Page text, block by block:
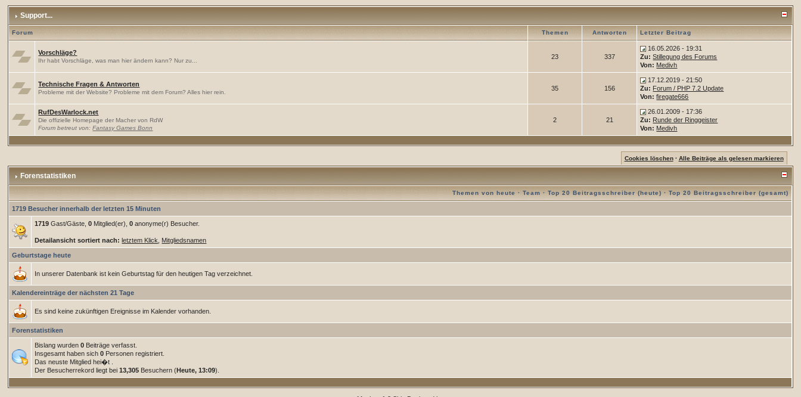
Support...
Forum Themen Antworten Letzter Beitrag
Vorschläge?
Ihr habt Vorschläge, was man hier ändern kann? Nur zu...
23 337
16.05.2026 - 19:31
Zu: Stillegung des Forums
Von: Medivh
Technische Fragen & Antworten
Probleme mit der Website? Probleme mit dem Forum? Alles hier rein.
35 156
17.12.2019 - 21:50
Zu: Forum / PHP 7.2 Update
Von: firegate666
RufDesWarlock.net
Die offizielle Homepage der Macher von RdW
Forum betreut von:Fantasy Games Bonn
2 21
26.01.2009 - 17:36
Zu: Runde der Ringgeister
Von: Medivh
Cookies löschen· Alle Beiträge als gelesen markieren
Forenstatistiken
Themen von heute ·Team ·Top 20 Beitragsschreiber (heute) ·Top 20 Beitragsschreiber (gesamt)
1719 Besucher innerhalb der letzten 15 Minuten
1719 Gast/Gäste,0 Mitglied(er),0 anonyme(r) Besucher.
Detailansicht sortiert nach: letztem Klick Mitgliedsnamen
Geburtstage heute
In unserer Datenbank ist kein Geburtstag für den heutigen Tag verzeichnet.
Kalendereinträge der nächsten 21 Tage
Es sind keine zukünftigen Ereignisse im Kalender vorhanden.
Forenstatistiken
Bislang wurden0 Beiträge verfasst.
Insgesamt haben sich0 Personen registriert.
Das neuste Mitglied hei�t
Der Besucherrekord liegt bei13,305 Besuchern (Heute, 13:09).